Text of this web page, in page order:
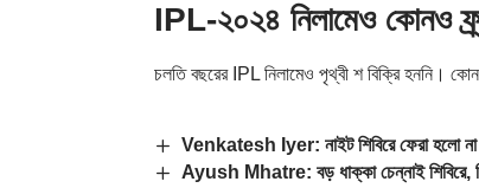
IPL-২০২৪ নিলামেও কোনও
চলতি বছরের IPL নিলামেও পৃথ্বী শ বিক্রি হননি।
Venkatesh Iyer: নাইট শিবিরে ফেরা হলো না
Ayush Mhatre: বড় ধাক্কা চেন্নাই শিবিরে,